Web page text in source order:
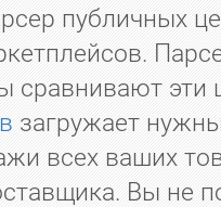
публичных
сравнивают эти
загружает
всех ваших
Вы не